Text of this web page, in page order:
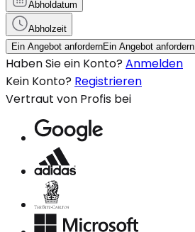
Abholdatum
Abholzeit
Ein Angebot anfordernEin Angebot anfordern
Haben Sie ein Konto? Anmelden
Kein Konto? Registrieren
Vertraut von Profis bei